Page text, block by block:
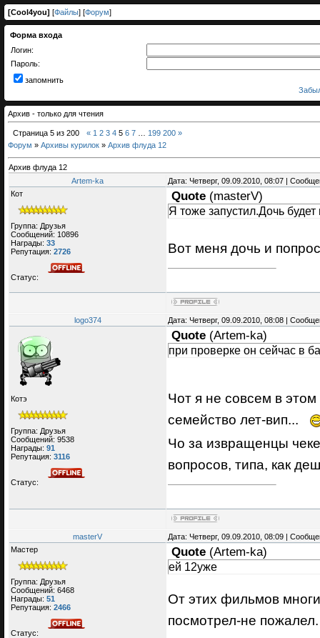
[Cool4you] [Файлы] [Форум]
Форма входа
Логин:
Пароль:
запомнить
Архив - только для чтения
Страница 5 из 200 « 1 2 3 4 5 6 7 199 200 »
Форум » Архивы курилок » Архив флуда 12
Архив флуда 12
Artem-ka
Дата: Четверг, 09.09.2010, 08:07 |
Кот
Группа: Друзья
Сообщений: 10896
Награды: 33
Репутация: 2726
Статус:
Quote (masterV)
Я тоже запустил.Дочь будет
Вот меня дочь и
logo374 Дата: Четверг, 09.09.2010, 08:08 |
Котэ
Группа: Друзья
Сообщений: 9538
Награды: 91
Репутация: 3116
Статус:
Quote (Artem-ka)
при проверке он сейчас в
Чот я не совсем в
семейство лет-вип...
Чо за извращенцы
вопросов, типа, как
masterV
Дата: Четверг, 09.09.2010, 08:09 |
Мастер
Группа: Друзья
Сообщений: 6468
Награды: 51
Репутация: 2466
Статус:
Quote (Artem-ka)
ей 12уже
От этих фильмов
посмотрел-не